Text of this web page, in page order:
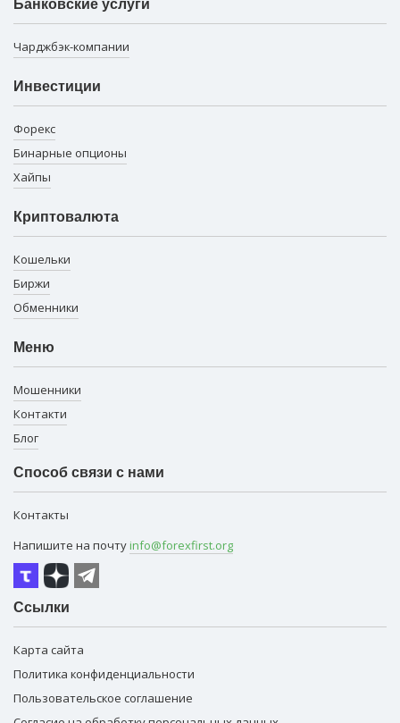
Банковские услуги
Чарджбэк-компании
Инвестиции
Форекс
Бинарные опционы
Хайпы
Криптовалюта
Кошельки
Биржи
Обменники
Меню
Мошенники
Контакти
Блог
Способ связи с нами
Контакты
Напишите на почту info@forexfirst.org
Ссылки
Карта сайта
Политика конфиденциальности
Пользовательское соглашение